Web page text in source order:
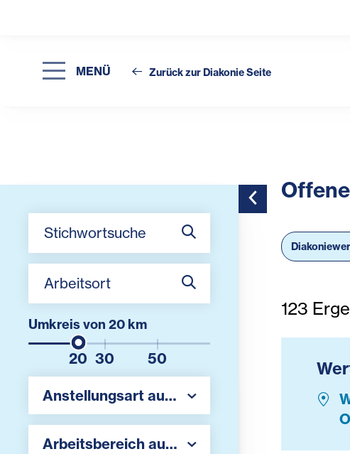
MENÜ Zurück zur Diakonie Seite
Toggle
Umkreis von 20 km
20 30 50
Region auswählen
Anstellungsart auswählen
Region auswählen
Arbeitsbereich auswählen
123